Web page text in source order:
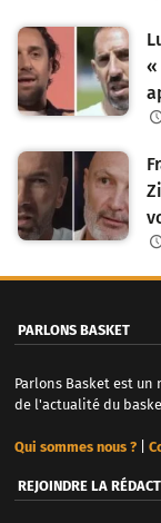
«
PARLONS BASKET
Parlons Basket est
de l'actualité du
Qui sommes nous ?|
REJOINDRE LA